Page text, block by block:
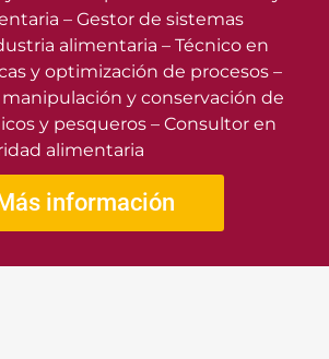
– Gestor de sistemas
alimentaria – Técnico en
y optimización de procesos –
y conservación de
y pesqueros – Consultor en
alimentaria
información